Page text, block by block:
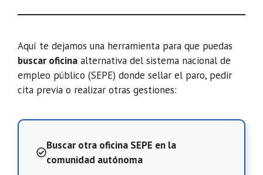
Aquí te dejamos una herramienta para que puedas
buscar oficina alternativa del sistema nacional de
empleo público (SEPE) donde sellar el paro, pedir
cita previa o realizar otras gestiones:
Buscar otra oficina SEPE en la
comunidad autónoma